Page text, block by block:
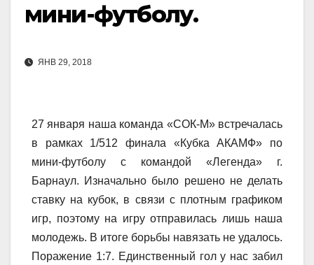
мини-футболу.
ЯНВ 29, 2018
27 января наша команда «СОК-М» встречалась
в рамках 1/512 финала «Кубка АКАМФ» по
мини-футболу с командой «Легенда» г.
Барнаул. Изначально было решено не делать
ставку на кубок, в связи с плотным графиком
игр, поэтому на игру отправилась лишь наша
молодежь. В итоге борьбы навязать не удалось.
Поражение 1:7. Единственный гол у нас забил